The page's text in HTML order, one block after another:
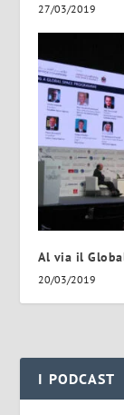
27/03/2019
Al via il
20/03/2019
I PODCAST